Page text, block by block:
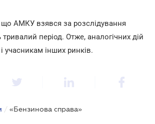
що АМКУ взявся за розслідування
період. Отже, аналогічних дій
учасникам інших ринків.
/ «Бензинова справа»